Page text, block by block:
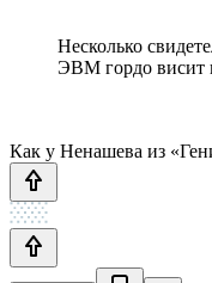
Несколько
ЭВМ гордо висит
Как у Ненашева из